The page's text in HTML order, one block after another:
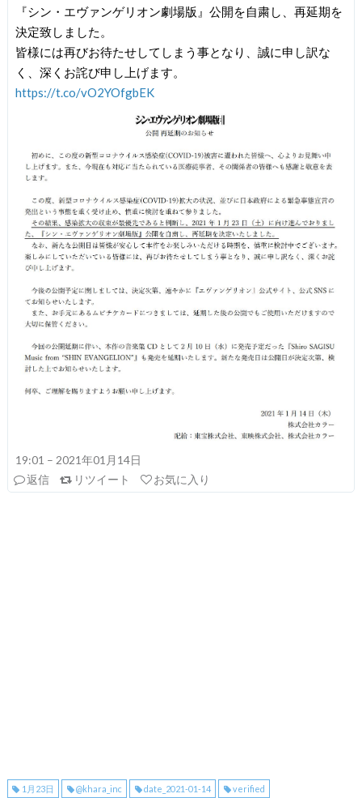
『シン・エヴァンゲリオン劇場版』公開を自粛し、再延期を
決定致しました。
皆様には再びお待たせしてしまう事となり、誠に申し訳な
く、深くお詫び申し上げます。
https://t.co/vO2YOfgbEK
19:01 – 2021年01月14日
返信
リツイート お気に入り
1月23日 @khara_inc date_2021-01-14 verified